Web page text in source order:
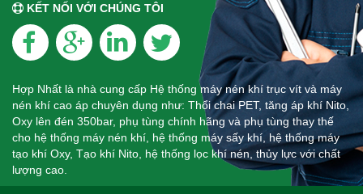
KẾT NỐI VỚI CHÚNG TÔI
Hợp Nhất là nhà cung cấp Hệ thống máy nén khí trục vít và máy
nén khí cao áp chuyên dụng như: Thổi chai PET, tăng áp khí Nito,
Oxy lên đén 350bar, phụ tùng chính hãng và phụ tùng thay thế
cho hệ thống máy nén khí, hệ thống máy sấy khí, hệ thống máy
tạo khí Oxy, Tạo khí Nito, hệ thống lọc khí nén, thủy lực với chất
lượng cao.